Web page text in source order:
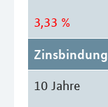
3,33 %
Zinsbindung
10 Jahre